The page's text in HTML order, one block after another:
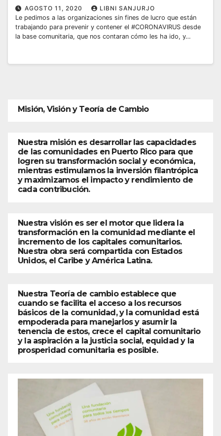
AGOSTO 11, 2020
LIBNI SANJURJO
Le pedimos a las organizaciones sin fines de lucro que están
trabajando para prevenir y contener el #CORONAVIRUS desde
la base comunitaria, que nos contaran cómo les ha ido, y…
Misión, Visión y Teoría de Cambio
Nuestra misión es desarrollar las capacidades
de las comunidades en Puerto Rico para que
logren su transformación social y económica,
mientras estimulamos la inversión filantrópica
y maximizamos el impacto y rendimiento de
cada contribución.
Nuestra visión es ser el motor que lidera la
transformación en la comunidad mediante el
incremento de los capitales comunitarios.
Nuestra obra será compartida con Estados
Unidos, el Caribe y América Latina.
Nuestra Teoría de cambio establece que
cuando se facilita el acceso a los recursos
básicos de la comunidad, y la comunidad está
empoderada para manejarlos y asumir la
tenencia de estos, crece el capital comunitario
y la aspiración a la justicia social, equidad y la
prosperidad comunitaria es posible.